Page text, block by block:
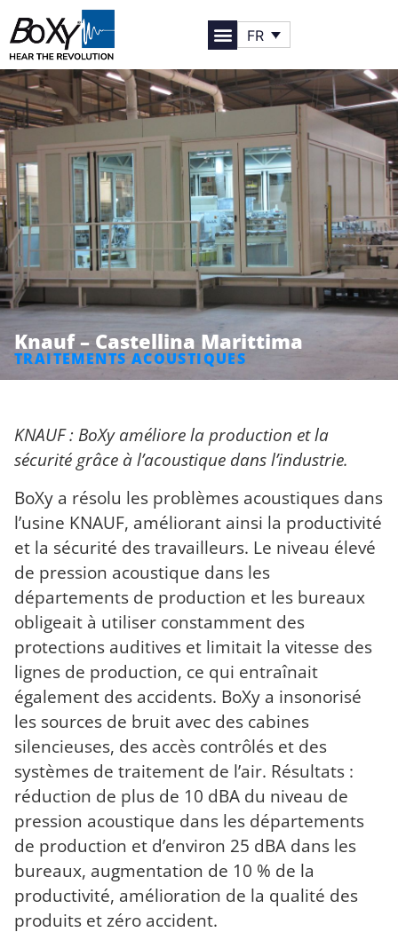
FR
Knauf – Castellina Marittima
TRAITEMENTS ACOUSTIQUES
KNAUF : BoXy améliore la production et la
sécurité grâce à l’acoustique dans l’industrie.
BoXy a résolu les problèmes acoustiques dans
l’usine KNAUF, améliorant ainsi la productivité
et la sécurité des travailleurs. Le niveau élevé
de pression acoustique dans les
départements de production et les bureaux
obligeait à utiliser constamment des
protections auditives et limitait la vitesse des
lignes de production, ce qui entraînait
également des accidents. BoXy a insonorisé
les sources de bruit avec des cabines
silencieuses, des accès contrôlés et des
systèmes de traitement de l’air. Résultats :
réduction de plus de 10 dBA du niveau de
pression acoustique dans les départements
de production et d’environ 25 dBA dans les
bureaux, augmentation de 10 % de la
productivité, amélioration de la qualité des
produits et zéro accident.